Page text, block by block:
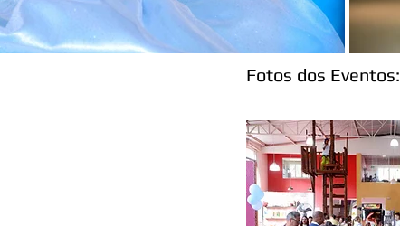
Fotos dos Eventos: